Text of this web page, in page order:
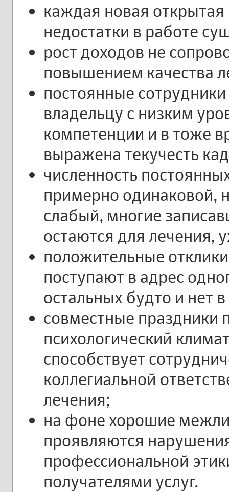
каждая новая открытая
недостатки в работе
рост доходов не
повышением качества
постоянные
владельцу с низким
компетенции и в тоже
выражена текучесть
численность
примерно одинаковой,
слабый, многие
остаются для лечения,
положительные
поступают в адрес
остальных будто и нет
совместные праздники
психологический
способствует
коллегиальной
лечения;
на фоне хорошие
проявляются
профессиональной
получателями услуг.